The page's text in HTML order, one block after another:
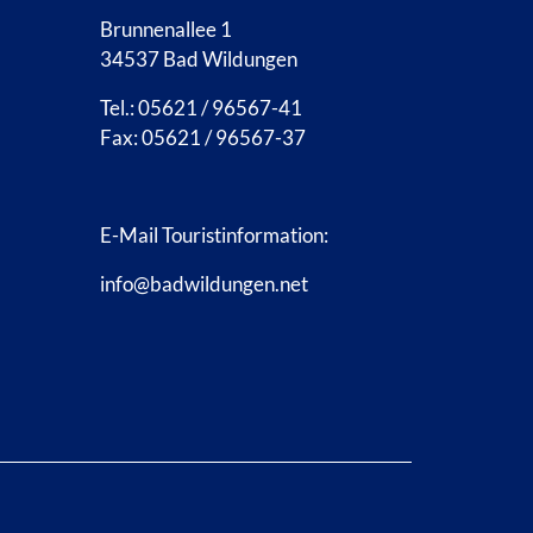
Brunnenallee 1
34537 Bad Wildungen
Tel.: 05621 / 96567-41
Fax: 05621 / 96567-37
E-Mail Touristinformation:
info@badwildungen.net